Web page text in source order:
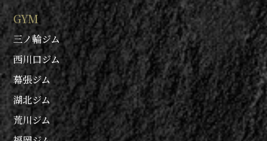
GYM
三ノ輪ジム
西川口ジム
幕張ジム
湖北ジム
荒川ジム